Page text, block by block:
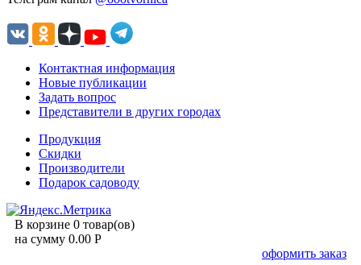
Контактная информация
Новые публикации
Задать вопрос
Представители в других городах
Продукция
Скидки
Производители
Подарок садоводу
В корзине 0 товар(ов)
на сумму 0.00 Р
оформить заказ